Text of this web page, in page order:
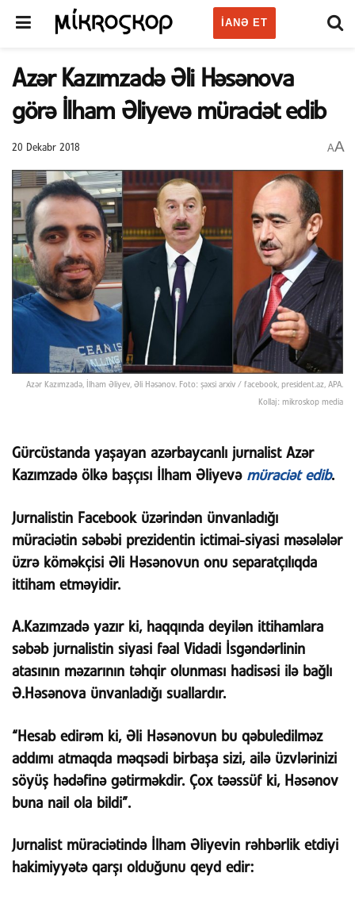
IANƏ ET
Azər Kazımzadə Əli Həsənova
görə İlham Əliyevə müraciət edib
20 Dekabr 2018 AA
Azər Kazımzadə, İlham Əliyev, Əli Həsənov. Foto: şəxsi arxiv / facebook, president.az, APA.
Kollaj: mikroskop media
Gürcüstanda yaşayan azərbaycanlı jurnalist Azər
Kazımzadə ölkə başçısı İlham Əliyevə müraciət edib.
Jurnalistin Facebook üzərindən ünvanladığı
müraciətin səbəbi prezidentin ictimai-siyasi məsələlər
üzrə köməkçisi Əli Həsənovun onu separatçılıqda
ittiham etməyidir.
A.Kazımzadə yazır ki, haqqında deyilən ittihamlara
səbəb jurnalistin siyasi fəal Vidadi İsgəndərlinin
atasının məzarının təhqir olunması hadisəsi ilə bağlı
Ə.Həsənova ünvanladığı suallardır.
“Hesab edirəm ki, Əli Həsənovun bu qəbuledilməz
addımı atmaqda məqsədi birbaşa sizi, ailə üzvlərinizi
söyüş hədəfinə gətirməkdir. Çox təəssüf ki, Həsənov
buna nail ola bildi”.
Jurnalist müraciətində İlham Əliyevin rəhbərlik etdiyi
hakimiyyətə qarşı olduğunu qeyd edir: